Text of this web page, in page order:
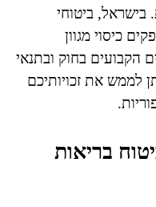
בישראל, ביטוחי
כיסוי מגוון
הקבועים בחוק ובתנאי
לממש את זכויותיכם
בריאות